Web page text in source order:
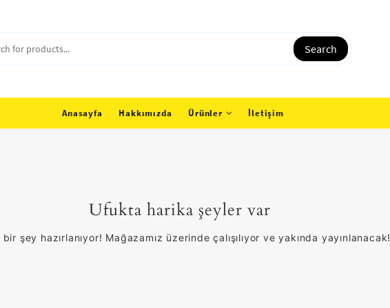
Search
Anasayfa Hakkımızda Ürünler İletişim
Ufukta harika şeyler var
şey hazırlanıyor! Mağazamız üzerinde çalışılıyor ve yakında yayınlanacak!